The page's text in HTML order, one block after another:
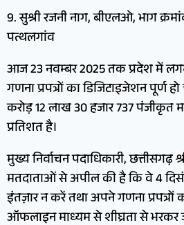
9. सुश्री रजनी नाग, बीएलओ, भाग
पत्थलगांव
आज 23 नवम्बर 2025 तक प्रदेश में
गणना प्रपत्रों का डिजिटाइजेशन पूर्ण
करोड़ 12 लाख 30 हजार 737
प्रतिशत है।
मुख्य निर्वाचन पदाधिकारी,
मतदाताओं से अपील की है कि वे 4
इंतज़ार न करें तथा अपने गणना
ऑफलाइन माध्यम से शीघ्रता से भरकर